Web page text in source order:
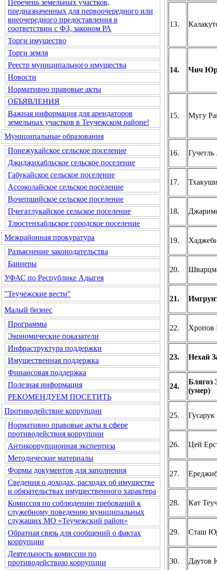
Перечень земельных участков,
предназначенных для первоочередного или
внеочередного предоставления в
соответствии с ФЗ, законом РА
Торги имущество
Торги земля
Реестр муниципального имущества
Новости
Нормативно правовые акты
ОБЪЯВЛЕНИЯ
Важная информация для арендаторов
земельных участков в Теучежском районе!
Муниципальные образования
Понежукайское сельское поселение
Джиджихабльское сельское поселение
Габукайское сельское поселение
Ассоколайское сельское поселение
Вочепшийское сельское поселение
Пчегатлукайское сельское поселение
Тлюстенхабльское городское поселение
Межрайонная прокуратура
Разъяснение законодательства
Баннеры
УФАС по Республике Адыгея
"Теучежские вести"
Малый бизнес
Программы
Экономические показатели
Инфраструктура поддержки
Имущественная поддержка
Финансовая поддержка
Полезная информация
РЕКОМЕНДУЕМ ПОСЕТИТЬ
Противодействие коррупции
Нормативно правовые акты в сфере
противодействия коррупции
Антикоррупционная экспертиза
Методические материалы
Формы документов для заполнения
Сведения о доходах, расходах об имуществе
и обязательствах имущественного характера
Комиссия по соблюдению требований к
служебному поведению муниципальных
служащих МО «Теучежский район»
Обратная связь для сообщений о фактах
коррупции
Деятельность комиссии по
противодействию коррупции
13.
14. Чич
15. Мугу
16.
17.
18.
19.
20.
21.
22. Хропов
23. Нехай
24.
Блягоз
(умер)
25.
26. Цей
27.
28. Кат
29. Сташ
30. Даутов